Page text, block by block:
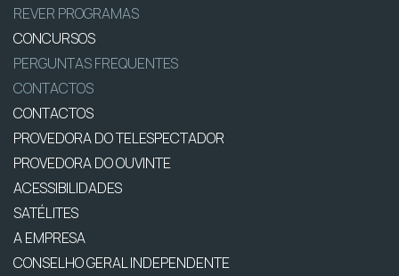
REVER PROGRAMAS
CONCURSOS
PERGUNTAS FREQUENTES
CONTACTOS
CONTACTOS
PROVEDORA DO TELESPECTADOR
PROVEDORA DO OUVINTE
ACESSIBILIDADES
SATÉLITES
A EMPRESA
CONSELHO GERAL INDEPENDENTE